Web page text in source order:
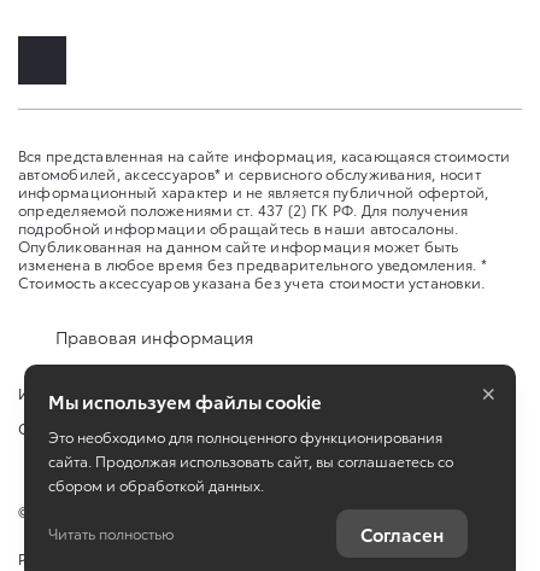
Вся представленная на сайте информация, касающаяся стоимости
автомобилей, аксессуаров* и сервисного обслуживания, носит
информационный характер и не является публичной офертой,
определяемой положениями ст. 437 (2) ГК РФ. Для получения
подробной информации обращайтесь в наши автосалоны.
Опубликованная на данном сайте информация может быть
изменена в любое время без предварительного уведомления. *
Стоимость аксессуаров указана без учета стоимости установки.
Правовая информация
Изменить настройку cookies
Сбросить cookie
©
Работает на технологиях
Мы используем файлы cookie
Это необходимо для полноценного функционирования
сайта. Продолжая использовать сайт, вы соглашаетесь со
сбором и обработкой данных.
Читать полностью Согласен
×